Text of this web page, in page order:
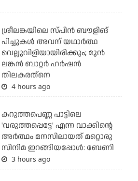
ശ്രീലങ്കയിലെ സ്പിന്‍ ബൗളിങ്
പിച്ചുകള്‍ അവന് യഥാര്‍ത്ഥ
വെല്ലുവിളിയായിരിക്കും; മുന്‍
ലങ്കന്‍ ബാറ്റര്‍ ഹര്‍ഷന്‍
തിലകരത്‌നെ
4 hours ago
കറുത്തപെണ്ണ പാട്ടിലെ
'വരുത്തപ്പെട്ടേ' എന്ന വാക്കിന്റെ
അർത്ഥം മനസിലായത് മറ്റൊരു
സിനിമ ഇറങ്ങിയപ്പോൾ: ബേണി
3 hours ago